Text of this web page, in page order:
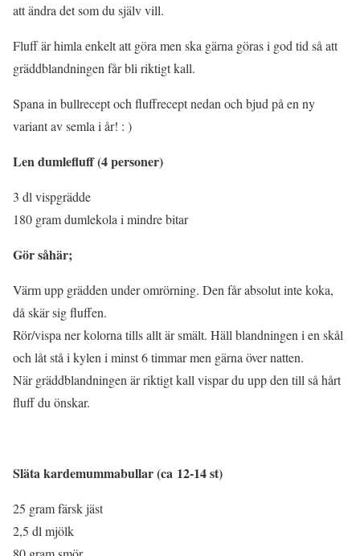
att ändra det som du själv vill.
Fluff är himla enkelt att göra men ska gärna göras i god tid så att
gräddblandningen får bli riktigt kall.
Spana in bullrecept och fluffrecept nedan och bjud på en ny
variant av semla i år! : )
Len dumlefluff (4 personer)
3 dl vispgrädde
180 gram dumlekola i mindre bitar
Gör såhär;
Värm upp grädden under omrörning. Den får absolut inte koka,
då skär sig fluffen.
Rör/vispa ner kolorna tills allt är smält. Häll blandningen i en skål
och låt stå i kylen i minst 6 timmar men gärna över natten.
När gräddblandningen är riktigt kall vispar du upp den till så hårt
fluff du önskar.
Släta kardemummabullar (ca 12-14 st)
25 gram färsk jäst
2,5 dl mjölk